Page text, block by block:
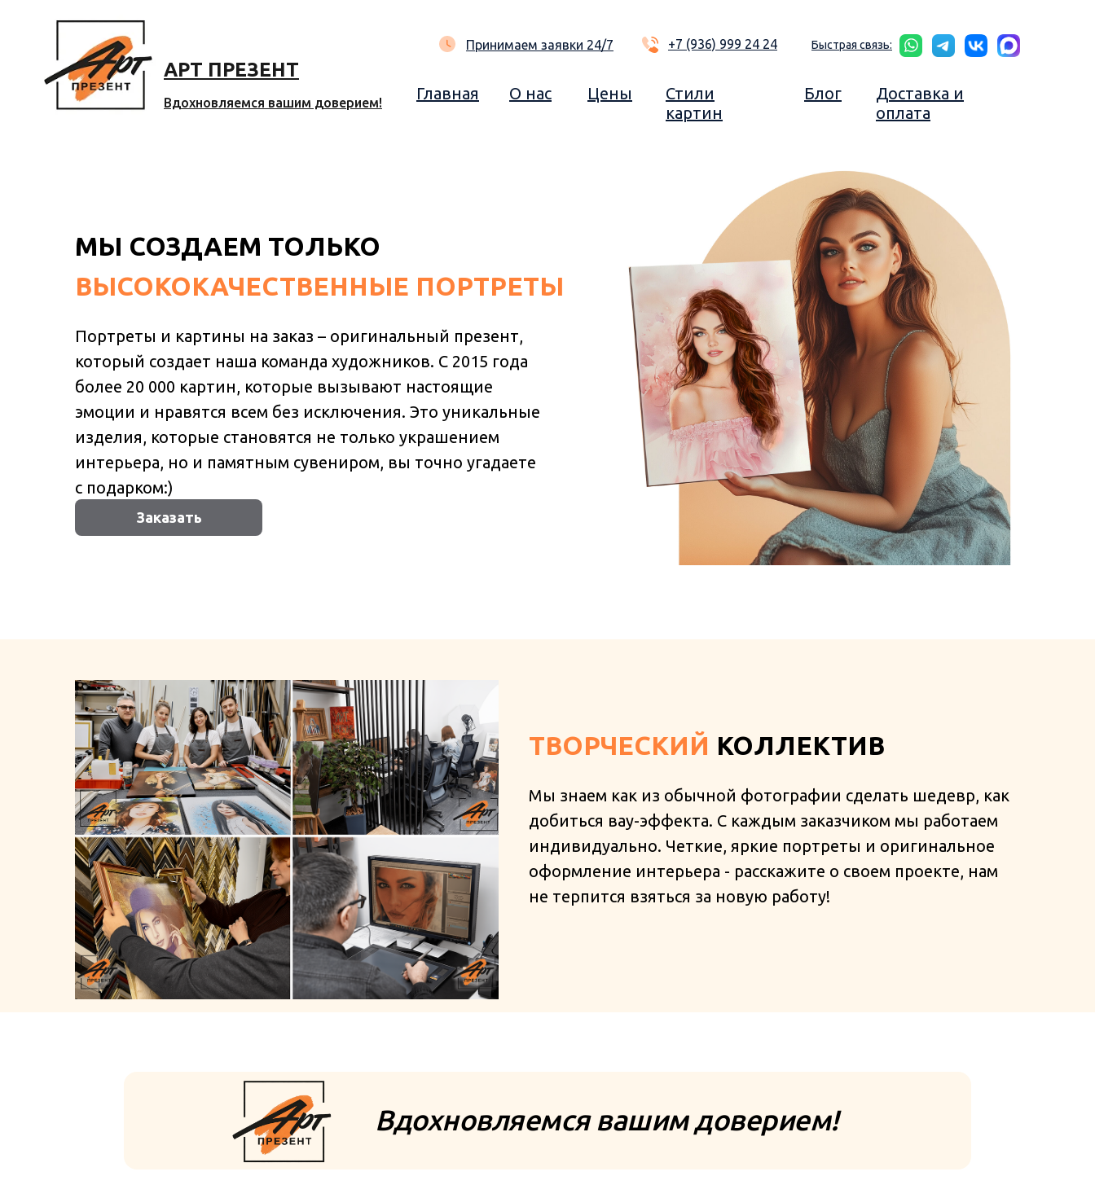
+7 (936) 999 24 24 Быстрая связь:
Принимаем заявки 24/7
Главная О нас
Стили
картин
Блог
Доставка и
оплата
Цены
АРТ ПРЕЗЕНТ
Вдохновляемся вашим доверием!
МЫ СОЗДАЕМ ТОЛЬКО
ВЫСОКОКАЧЕСТВЕННЫЕ ПОРТРЕТЫ
Портреты и картины на заказ – оригинальный презент,
который создает наша команда художников. С 2015 года
более 20 000 картин, которые вызывают настоящие
эмоции и нравятся всем без исключения. Это уникальные
изделия, которые становятся не только украшением
интерьера, но и памятным сувениром, вы точно угадаете
с подарком:)
Заказать
ТВОРЧЕСКИЙ КОЛЛЕКТИВ
Мы знаем как из обычной фотографии сделать шедевр, как
добиться вау-эффекта. С каждым заказчиком мы работаем
индивидуально. Четкие, яркие портреты и оригинальное
оформление интерьера - расскажите о своем проекте, нам
не терпится взяться за новую работу!
Вдохновляемся вашим доверием!